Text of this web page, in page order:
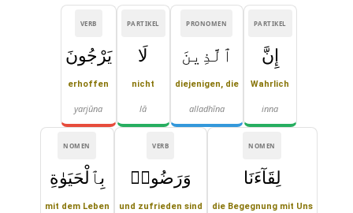
PARTIKEL
إِنَّ
Wahrlich
inna
PRONOMEN
ٱلَّذِينَ
diejenigen, die
alladhīna
PARTIKEL
لَا
nicht
lā
VERB
يَرْجُونَ
erhoffen
yarjūna
NOMEN
لِقَآءَنَا
die Begegnung mit Uns
VERB
وَرَضُوا۟
und zufrieden sind
NOMEN
بِٱلْحَيَوٰةِ
mit dem Leben